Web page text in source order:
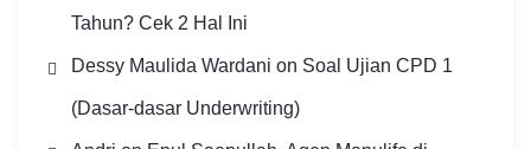
Tahun? Cek 2 Hal Ini
Dessy Maulida Wardani on Soal Ujian CPD 1
(Dasar-dasar Underwriting)